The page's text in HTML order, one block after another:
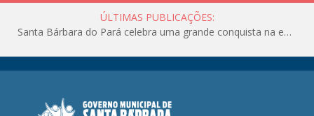
ÚLTIMAS PUBLICAÇÕES:
Santa Bárbara do Pará celebra uma grande conquista na educação!